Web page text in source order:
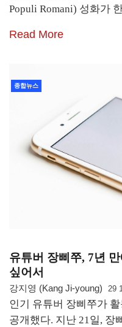
Populi Romani) 성화가
Read More
종합뉴스
유튜버 장삐쭈, 7년
싶어서
강지영 (Kang Ji-young) 29
인기 유튜버 장삐쭈가
공개했다. 지난 21일, 장